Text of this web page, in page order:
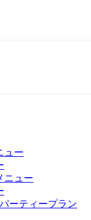
ュー
ニュー
ーティープラン